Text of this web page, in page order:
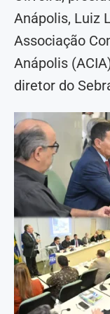
Anápolis, Luiz
Associação
Anápolis
diretor do